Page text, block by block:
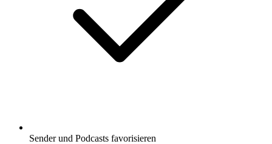
Sender und Podcasts favorisieren